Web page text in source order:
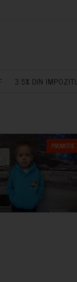
PLATFORM
3.5% DIN
PROMOTIE